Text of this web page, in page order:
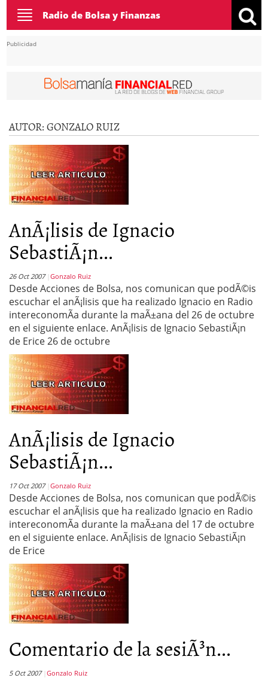
Toggle
navigation
Radio de Bolsa y Finanzas
Publicidad
AUTOR:GONZALO RUIZ
AnÃ¡lisis de Ignacio
SebastiÃ¡n...
26 Oct 2007 Gonzalo Ruiz
Desde Acciones de Bolsa, nos comunican que podÃ©is
escuchar el anÃ¡lisis que ha realizado Ignacio en Radio
intereconomÃ­a durante la maÃ±ana del 26 de octubre
en el siguiente enlace. AnÃ¡lisis de Ignacio SebastiÃ¡n
de Erice 26 de octubre
AnÃ¡lisis de Ignacio
SebastiÃ¡n...
17 Oct 2007 Gonzalo Ruiz
Desde Acciones de Bolsa, nos comunican que podÃ©is
escuchar el anÃ¡lisis que ha realizado Ignacio en Radio
intereconomÃ­a durante la maÃ±ana del 17 de octubre
en el siguiente enlace. AnÃ¡lisis de Ignacio SebastiÃ¡n
de Erice
Comentario de la sesiÃ³n...
5 Oct 2007 Gonzalo Ruiz